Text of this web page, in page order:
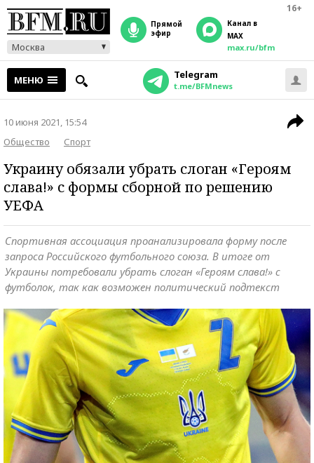
16+
Москва
прямой
эфир
Канал в
MAX
max.ru/bfm
МЕНЮ Telegram
t.me/BFMnews
10 июня 2021, 15:54
Общество
Спорт
Украину обязали убрать слоган «Героям
слава!» с формы сборной по решению
УЕФА
Спортивная ассоциация проанализировала форму после
запроса Российского футбольного союза. В итоге от
Украины потребовали убрать слоган «Героям слава!» с
футболок, так как возможен политический подтекст